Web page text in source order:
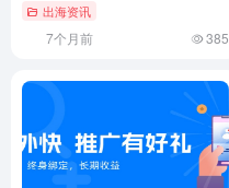
出海资讯
7个月前 385